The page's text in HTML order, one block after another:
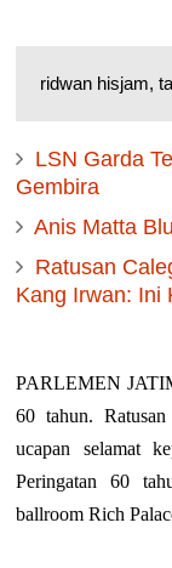
ridwan hisjam,
LSN Garda
Gembira
Anis Matta
Ratusan
Kang Irwan: Ini
PARLEMEN
60 tahun.
ucapan selamat
Peringatan 60
ballroom Rich